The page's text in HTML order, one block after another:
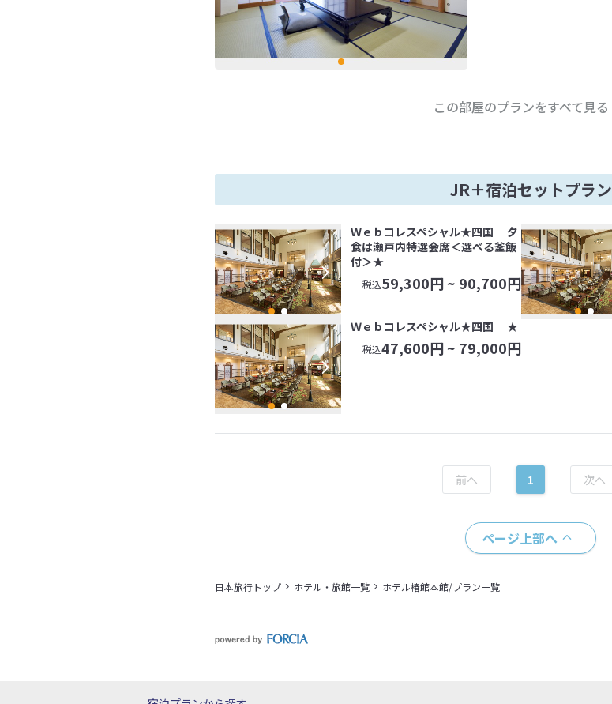
この部屋のプランをすべて見る
JR＋宿泊セットプラン
Ｗｅｂコレスペシャル★四国 夕
食は瀬戸内特選会席＜選べる釜飯
付＞★
税込59,300円 ~ 90,700円
Ｗｅｂコレスペシャル★四国 ★
税込47,600円 ~ 79,000円
1
ページ上部へ
日本旅行トップ ホテル・旅館一覧 ホテル椿館本館/プラン一覧